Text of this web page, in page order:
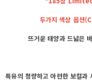
두가지 색상 옵
뜨거운 태양과 드넓은
특유의 청량하고 아련한 보컬과